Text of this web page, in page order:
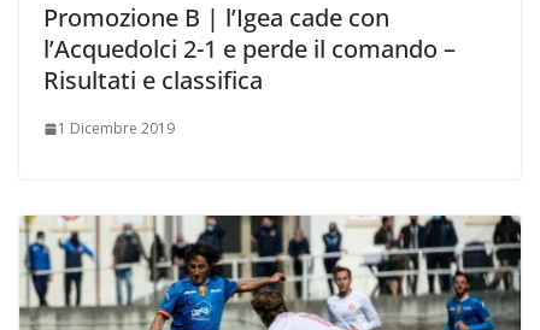
Promozione B | l’Igea cade con
l’Acquedolci 2-1 e perde il comando –
Risultati e classifica
1 Dicembre 2019